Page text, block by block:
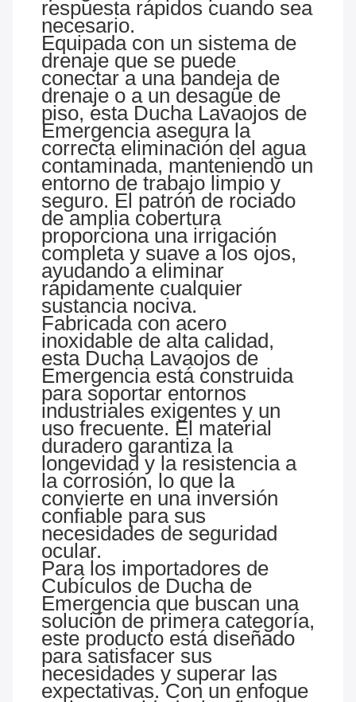
respuesta rápidos cuando sea
necesario.
Equipada con un sistema de
drenaje que se puede
conectar a una bandeja de
drenaje o a un desagüe de
piso, esta Ducha Lavaojos de
Emergencia asegura la
correcta eliminación del agua
contaminada, manteniendo un
entorno de trabajo limpio y
seguro. El patrón de rociado
de amplia cobertura
proporciona una irrigación
completa y suave a los ojos,
ayudando a eliminar
rápidamente cualquier
sustancia nociva.
Fabricada con acero
inoxidable de alta calidad,
esta Ducha Lavaojos de
Emergencia está construida
para soportar entornos
industriales exigentes y un
uso frecuente. El material
duradero garantiza la
longevidad y la resistencia a
la corrosión, lo que la
convierte en una inversión
confiable para sus
necesidades de seguridad
ocular.
Para los importadores de
Cubículos de Ducha de
Emergencia que buscan una
solución de primera categoría,
este producto está diseñado
para satisfacer sus
necesidades y superar las
expectativas. Con un enfoque